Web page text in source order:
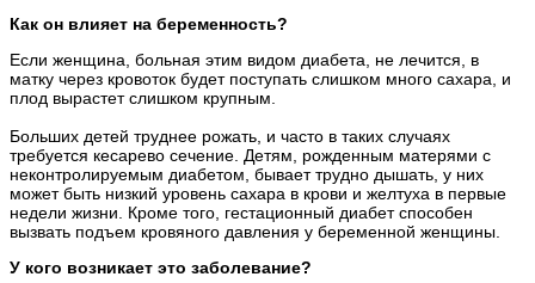
Как он влияет на беременность?
Если женщина, больная этим видом диабета, не лечится, в
матку через кровоток будет поступать слишком много сахара, и
плод вырастет слишком крупным.
Больших детей труднее рожать, и часто в таких случаях
требуется кесарево сечение. Детям, рожденным матерями с
неконтролируемым диабетом, бывает трудно дышать, у них
может быть низкий уровень сахара в крови и желтуха в первые
недели жизни. Кроме того, гестационный диабет способен
вызвать подъем кровяного давления у беременной женщины.
У кого возникает это заболевание?